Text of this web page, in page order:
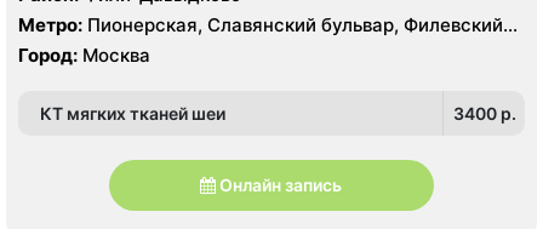
Метро: Пионерская, Славянский бульвар, Филевский
парк
Город: Москва
КТ мягких тканей шеи 3400 p.
Онлайн запись